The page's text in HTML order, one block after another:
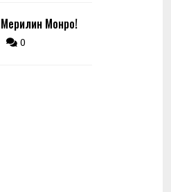
Монро!
0